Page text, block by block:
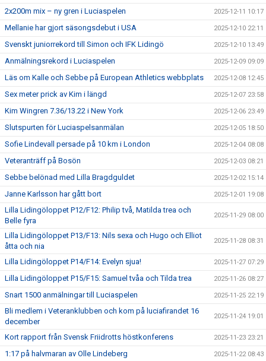
2x200m mix – ny gren i Luciaspelen 2025-12-11 10:17
Mellanie har gjort säsongsdebut i USA 2025-12-10 22:11
Svenskt juniorrekord till Simon och IFK Lidingö 2025-12-10 13:49
Anmälningsrekord i Luciaspelen 2025-12-09 09:09
Läs om Kalle och Sebbe på European Athletics webbplats 2025-12-08 12:45
Sex meter prick av Kim i längd 2025-12-07 23:58
Kim Wingren 7.36/13.22 i New York 2025-12-06 23:49
Slutspurten för Luciaspelsanmälan 2025-12-05 18:50
Sofie Lindevall persade på 10 km i London 2025-12-04 08:08
Veteranträff på Bosön 2025-12-03 08:21
Sebbe belönad med Lilla Bragdguldet 2025-12-02 15:14
Janne Karlsson har gått bort 2025-12-01 19:08
Lilla Lidingöloppet P12/F12: Philip två, Matilda trea och
Belle fyra
2025-11-29 08:00
Lilla Lidingöloppet P13/F13: Nils sexa och Hugo och Elliot
åtta och nia
2025-11-28 08:31
Lilla Lidingöloppet P14/F14: Evelyn sjua! 2025-11-27 07:29
Lilla Lidingöloppet P15/F15: Samuel tvåa och Tilda trea 2025-11-26 08:27
Snart 1500 anmälningar till Luciaspelen 2025-11-25 22:19
Bli medlem i Veteranklubben och kom på luciafirandet 16
december
2025-11-24 19:01
Kort rapport från Svensk Friidrotts höstkonferens 2025-11-23 23:21
1:17 på halvmaran av Olle Lindeberg 2025-11-22 08:43